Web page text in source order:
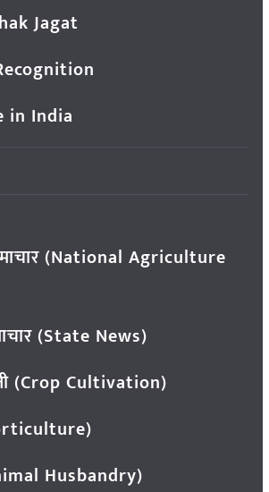
Jagat
in India
समाचार (National Agriculture
(State News)
(Crop Cultivation)
Husbandry)